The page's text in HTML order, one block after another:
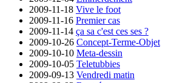
2009-11-18 Vive le foot
2009-11-16 Premier cas
2009-11-14 ça sa c'est ces ses ?
2009-10-26 Concept-Terme-Objet
2009-10-10 Meta-dessin
2009-10-05 Teletubbies
2009-09-13 Vendredi matin